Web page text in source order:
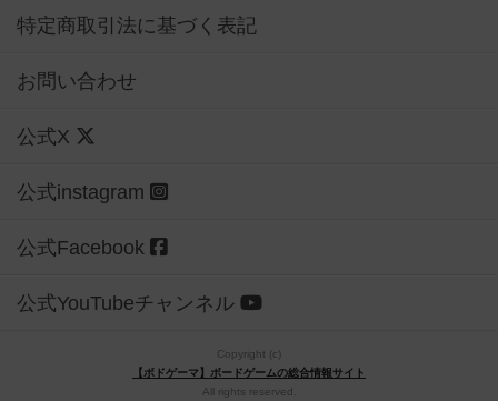
特定商取引法に基づく表記
お問い合わせ
公式X
公式instagram
公式Facebook
公式YouTubeチャンネル
Copyright (c)
【ボドゲーマ】ボードゲームの総合情報サイト
All rights reserved.